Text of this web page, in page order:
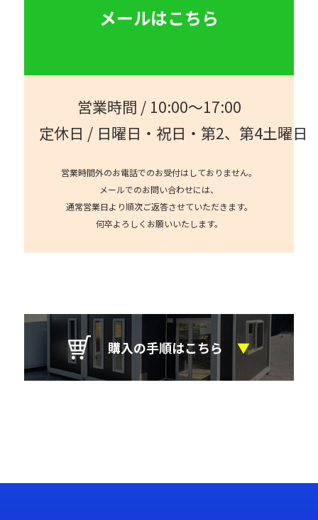
メールはこちら
営業時間 / 10:00～17:00
定休日 / 日曜日・祝日・第2、第4土曜日
営業時間外のお電話でのお受付はしておりません。
メールでのお問い合わせには、
通常営業日より順次ご返答させていただきます。
何卒よろしくお願いいたします。
購入の手順はこちら